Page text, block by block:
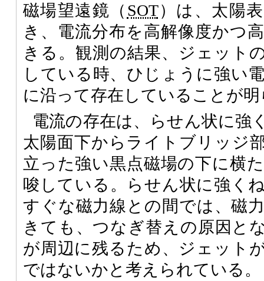
磁場望遠鏡（ SOT）は、太陽
き、電流分布を高解像度かつ
きる。観測の結果、ジェット
している時、ひじょうに強い
に沿って存在していることが
電流の存在は、らせん状に強
太陽面下からライトブリッジ
立った強い黒点磁場の下に横
唆している。らせん状に強く
すぐな磁力線との間では、磁
きても、つなぎ替えの原因と
が周辺に残るため、ジェット
ではないかと考えられている。